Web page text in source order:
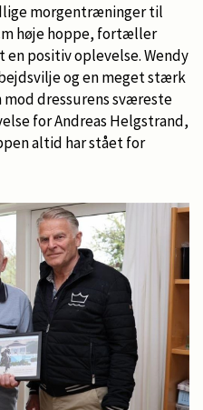
morgentræninger til
høje hoppe, fortæller
positiv oplevelse. Wendy
og en meget stærk
dressurens sværeste
for Andreas Helgstrand,
altid har stået for